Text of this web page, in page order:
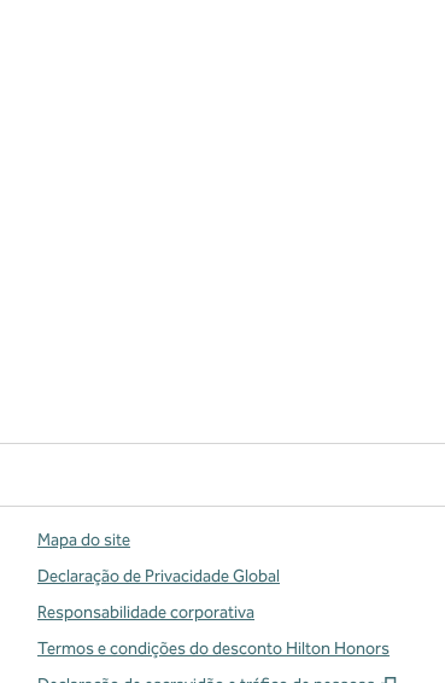
Mapa do site
Declaração de Privacidade Global
Responsabilidade corporativa
Termos e condições do desconto Hilton Honors